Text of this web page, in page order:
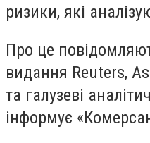
ризики, які
Про це
видання Reuters,
та галузеві
інформує